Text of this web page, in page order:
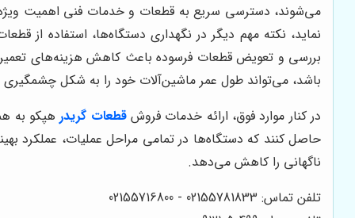
می‌شوند، دسترسی سریع به قطعات و خدمات فنی اهمیت
نماید، نکته مهم دیگر در نگهداری دستگاه‌ها، استفاده از
بررسی و تعویض قطعات فرسوده باعث کاهش هزینه‌های
باشد، می‌تواند طول عمر ماشین‌آلات خود را به شکل
در کنار موارد فوق، ارائه خدمات فروشقطعات گريدرهپكو به
حاصل کنند که دستگاه‌ها در تمامی مراحل عملیات، عملکرد
ناگهانی را کاهش می‌دهد.
تلفن تماس: 02155781833 - 02155716800